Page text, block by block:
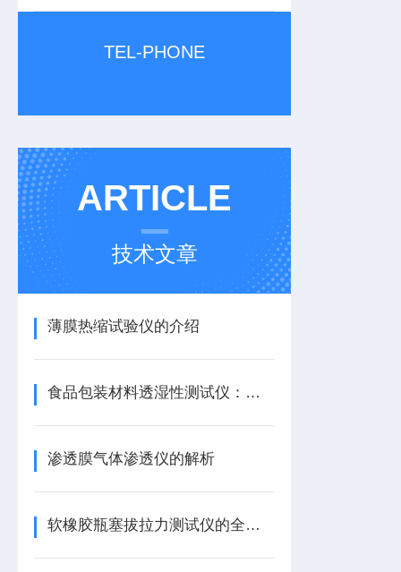
TEL-PHONE
ARTICLE
技术文章
薄膜热缩试验仪的介绍
食品包装材料透湿性测试仪：解析
渗透膜气体渗透仪的解析
软橡胶瓶塞拔拉力测试仪的全面解析